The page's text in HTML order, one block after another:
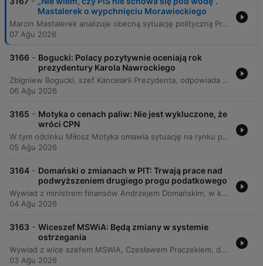
Mastalerek o wypchnięciu Morawieckiego
Marcin Mastalerek analizuje obecną sytuację polityczną Prawa i Sprawiedliwości, wskazując na ryzyko utraty pozycji lidera prawicy na rzecz Konfederacji oraz omawia przyszłą rolę Mateusza Morawieckiego i wpływ Karola Nawrockiego na scenę polityczną. Rozmowa dotyczy również potencjalnych scenariuszy koalicyjnych między Koalicją Obywatelską a PSL, sytuacji Donalda Tuska oraz aktywności politycznej Andrzeja Dudy po zakończeniu prezydentury.
07 Ağu 2026
3166 - Bogucki: Polacy pozytywnie oceniają rok
prezydentury Karola Nawrockiego
Zbigniew Bogucki, szef Kancelarii Prezydenta, odpowiada na pytania dotyczące prezydentury, w tym zarzutów o dzielenie Polaków oraz kwestii wetowania ustaw. Rozmowa obejmuje również temat ułaskawienia Pana Starucha oraz kontrowersje wokół spotkania w Pałacu Prezydenckim z Jerzym Ziębą. Rozmówca omawia proces rozpatrywania nowej ustawy oraz reaguje na krytykę ministra Żurka dotyczącą weryfikacji życiorysów sędziów. Poruszane są także relacje na linii Premier-Prezydent, sytuacja ugrupowań prawicowych oraz osobiste ambicje polityczne Boguckiego.
06 Ağu 2026
3165 - Motyka o cenach paliw: Nie jest wykluczone, że
wróci CPN
W tym odcinku Miłosz Motyka omawia sytuację na rynku paliw, wskazując na spadki cen hurtowych oraz potencjalne wprowadzenie pakietu CPN. Rozmowa dotyczy również bezpieczeństwa energetycznego Polski podczas upałów, postępów w budowie elektrowni jądrowej w Choczewie oraz trudności związanych z systemem ETS. Gość krytykuje polityczne spory wokół systemu ETS oraz próby rebrandingu Mateusza Morawieckiego na polityka centroprawicowego, wskazując na brak autentyczności w zmianie wizerunkowej byłego premiera.
05 Ağu 2026
3164 - Domański o zmianach w PIT: Trwają prace nad
podwyższeniem drugiego progu podatkowego
Wywiad z ministrem finansów Andrzejem Domańskim, w którym poruszane są kluczowe kwestie dotyczące polityki fiskalnej i budżetowej Polski. Rozmowa koncentruje się na planowanych zmianach w systemie podatkowym, w tym na potencjalnym podniesieniu progu podatkowego oraz kwoty wolnej od podatku w ramach prac nad ustawą budżetową na rok 2027. Minister wskazuje na wyzwania związane z rosnącymi wynagrodzeniami i koniecznością zachowania odpowiedzialności budżetowej przy jednoczesnych wysokich nakładach na bezpieczeństwo i ochronę zdrowia. W dalszej części rozmowy poruszono temat cen paliw, wpływu decyzji prezydenta Andrzeja Dudy na mechanizmy wsparcia kierowców oraz kwestię akcyzy na alkohol. Dyskusja obejmuje także aspekty polityki demograficznej, w tym ocenę programów takich jak Aktywny Rodzic oraz propozycje zmian w systemie emerytalnym i podatku katastralnym.
04 Ağu 2026
3163 - Wiceszef MSWiA: Będą zmiany w systemie
ostrzegania
Wywiad z wice szefem MSWiA, Czesławem Praczekiem, dotyczący bezpieczeństwa narodowego oraz sytuacji przestępczości w Polsce. Rozmowa obejmuje kwestie procedur postępowania w przypadku zagrożenia powietrznego, modernizacji systemów alarmowych (syreny, alert RCB) oraz rozwoju aplikacji mobilnych do ostrzegania ludności. Gość odnosi się również do statystyk dotyczących przestępstw z nienawiści wobec obywateli Ukrainy, wskazując na wzrost liczby incydentów motywowanych etnicznie, przy jednoczesnym spadku ogólnej przestępczości kryminalnej. W dalszej części dyskusji poruszono temat politycznego zaangażowania funkcjonariuszy służb mundurowych oraz ochrony bezstronności formacji podległych MSWiA.
03 Ağu 2026